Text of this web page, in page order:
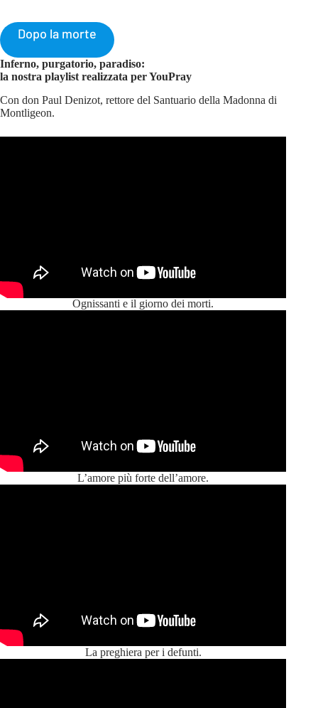
Dopo la morte
Inferno, purgatorio, paradiso:
la nostra playlist realizzata per YouPray
Con don Paul Denizot, rettore del Santuario della Madonna di
Montligeon.
Ognissanti e il giorno dei morti.
L’amore più forte dell’amore.
La preghiera per i defunti.